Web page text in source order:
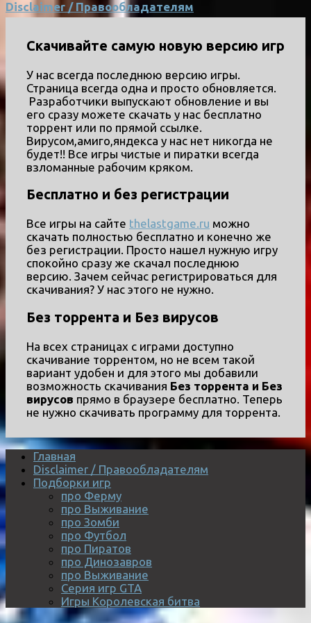
Disclaimer / Правообладателям
Скачивайте самую новую версию игр
У нас всегда последнюю версию игры.
Страница всегда одна и просто обновляется.
Разработчики выпускают обновление и вы
его сразу можете скачать у нас бесплатно
торрент или по прямой ссылке.
Вирусом,амиго,яндекса у нас нет никогда не
будет!! Все игры чистые и пиратки всегда
взломанные рабочим кряком.
Бесплатно и без регистрации
Все игры на сайте thelastgame.ru можно
скачать полностью бесплатно и конечно же
без регистрации. Просто нашел нужную игру
спокойно сразу же скачал последнюю
версию. Зачем сейчас регистрироваться для
скачивания? У нас этого не нужно.
Без торрента и Без вирусов
На всех страницах с играми доступно
скачивание торрентом, но не всем такой
вариант удобен и для этого мы добавили
возможность скачивания Без торрента и Без
вирусов прямо в браузере бесплатно. Теперь
не нужно скачивать программу для торрента.
Главная
Disclaimer / Правообладателям
Подборки игр
про Ферму
про Выживание
про Зомби
про Футбол
про Пиратов
про Динозавров
про Выживание
Серия игр GTA
Игры Королевская битва